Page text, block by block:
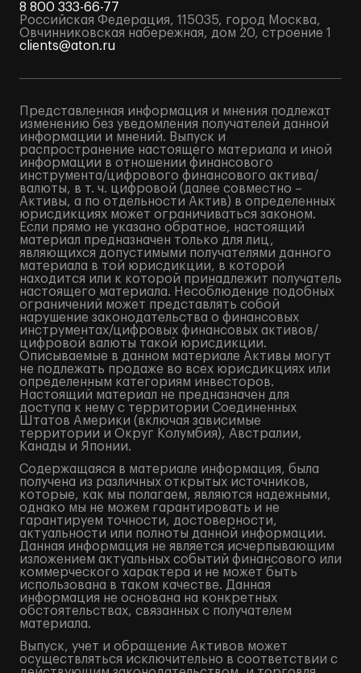
8 800 333-66-77
Российская Федерация, 115035, город Москва,
Овчинниковская набережная, дом 20, строение 1
clients@aton.ru
Представленная информация и мнения подлежат
изменению без уведомления получателей данной
информации и мнений. Выпуск и
распространение настоящего материала и иной
информации в отношении финансового
инструмента/цифрового финансового актива/
валюты, в т. ч. цифровой (далее совместно –
Активы, а по отдельности Актив) в определенных
юрисдикциях может ограничиваться законом.
Если прямо не указано обратное, настоящий
материал предназначен только для лиц,
являющихся допустимыми получателями данного
материала в той юрисдикции, в которой
находится или к которой принадлежит получатель
настоящего материала. Несоблюдение подобных
ограничений может представлять собой
нарушение законодательства о финансовых
инструментах/цифровых финансовых активов/
цифровой валюты такой юрисдикции.
Описываемые в данном материале Активы могут
не подлежать продаже во всех юрисдикциях или
определенным категориям инвесторов.
Настоящий материал не предназначен для
доступа к нему с территории Соединенных
Штатов Америки (включая зависимые
территории и Округ Колумбия), Австралии,
Канады и Японии.
Содержащаяся в материале информация, была
получена из различных открытых источников,
которые, как мы полагаем, являются надежными,
однако мы не можем гарантировать и не
гарантируем точности, достоверности,
актуальности или полноты данной информации.
Данная информация не является исчерпывающим
изложением актуальных событий финансового или
коммерческого характера и не может быть
использована в таком качестве. Данная
информация не основана на конкретных
обстоятельствах, связанных с получателем
материала.
Выпуск, учет и обращение Активов может
осуществляться исключительно в соответствии с